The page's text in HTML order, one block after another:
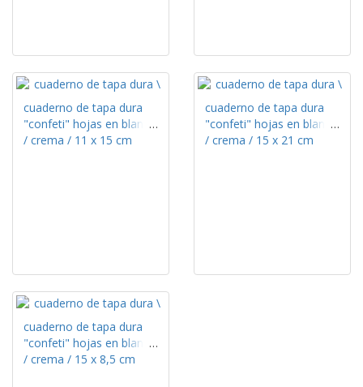
cuaderno de tapa dura
"confeti" hojas en blanco
/ crema / 11 x 15 cm
cuaderno de tapa dura
"confeti" hojas en blanco
/ crema / 15 x 21 cm
cuaderno de tapa dura
"confeti" hojas en blanco
/ crema / 15 x 8,5 cm